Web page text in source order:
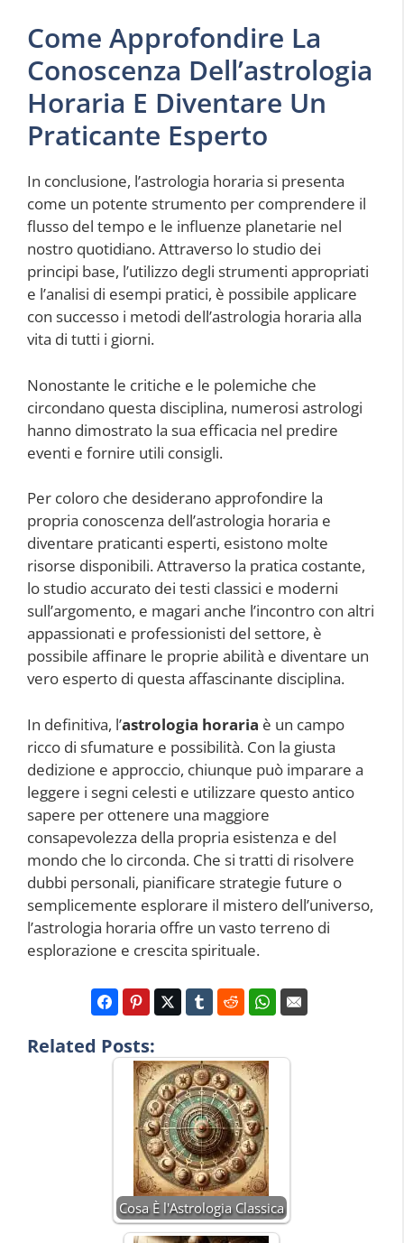
Come Approfondire La
Conoscenza Dell’astrologia
Horaria E Diventare Un
Praticante Esperto
In conclusione, l’astrologia horaria si presenta
come un potente strumento per comprendere il
flusso del tempo e le influenze planetarie nel
nostro quotidiano. Attraverso lo studio dei
principi base, l’utilizzo degli strumenti appropriati
e l’analisi di esempi pratici, è possibile applicare
con successo i metodi dell’astrologia horaria alla
vita di tutti i giorni.
Nonostante le critiche e le polemiche che
circondano questa disciplina, numerosi astrologi
hanno dimostrato la sua efficacia nel predire
eventi e fornire utili consigli.
Per coloro che desiderano approfondire la
propria conoscenza dell’astrologia horaria e
diventare praticanti esperti, esistono molte
risorse disponibili. Attraverso la pratica costante,
lo studio accurato dei testi classici e moderni
sull’argomento, e magari anche l’incontro con altri
appassionati e professionisti del settore, è
possibile affinare le proprie abilità e diventare un
vero esperto di questa affascinante disciplina.
In definitiva, l’astrologia horaria è un campo
ricco di sfumature e possibilità. Con la giusta
dedizione e approccio, chiunque può imparare a
leggere i segni celesti e utilizzare questo antico
sapere per ottenere una maggiore
consapevolezza della propria esistenza e del
mondo che lo circonda. Che si tratti di risolvere
dubbi personali, pianificare strategie future o
semplicemente esplorare il mistero dell’universo,
l’astrologia horaria offre un vasto terreno di
esplorazione e crescita spirituale.
Related Posts:
Cosa È l'Astrologia Classica